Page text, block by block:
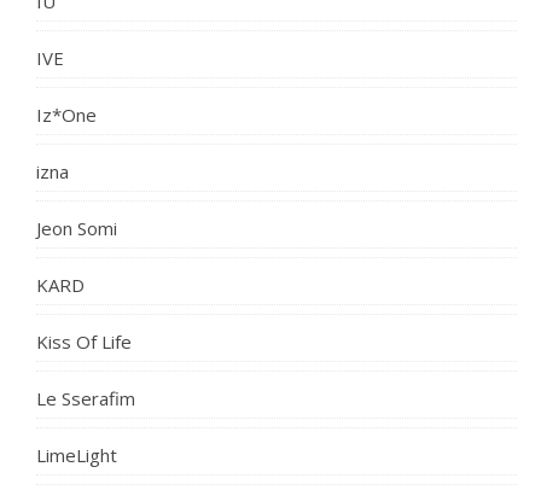
IVE
Iz*One
izna
Jeon Somi
KARD
Kiss Of Life
Le Sserafim
LimeLight